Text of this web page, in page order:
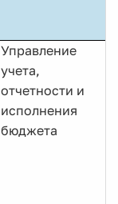
Управление
учета,
отчетности и
исполнения
бюджета